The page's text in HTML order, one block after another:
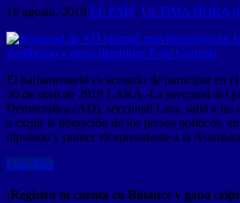
10 agosto, 2019 EL PAÍS, ULTIMA HORA 0
El parlamentario es acusado de participar en
30 de abril de 2019 LARA.-La juventud del
Democrática (AD), seccional Lara, salió a las
a exigir la liberación de los presos políticos,
diputado y primer vicepresidente a la
Leer Mas
¡Registra tu cuenta en Binance y gana